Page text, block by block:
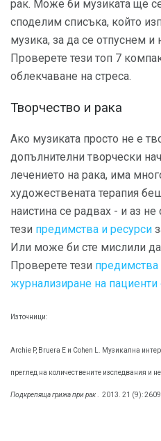
рак. Може би музиката ще
споделим списъка, който
музика, за да се отпуснем и
Проверете тези топ 7
облекчаване на стреса.
Творчество и рака
Ако музиката просто не е
допълнителни творчески
лечението на рака, има
художествената терапия
наистина се радвах - и аз
тези предимства и ресурси
Или може би сте мислили да
Проверете тези предимства
журнализиране на пациенти
Източници:
Archie P, Bruera E и Cohen L. Музикална
преглед на количествените изследвания и
Подкрепяща грижа при рак. 2013. 21 (9):